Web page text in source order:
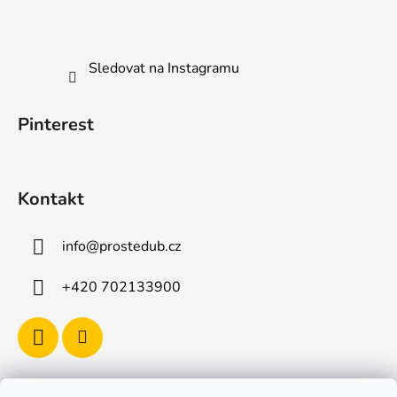
Sledovat na Instagramu
Pinterest
Kontakt
info@prostedub.cz
+420 702133900